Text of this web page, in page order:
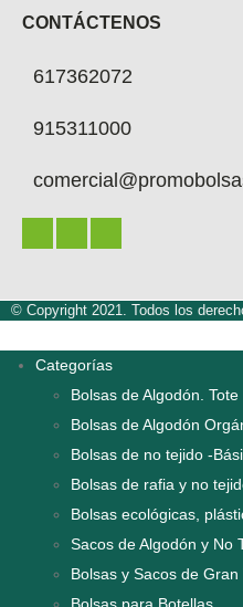
CONTÁCTENOS
617362072
915311000
© Copyright 2021. Todos los
Categorías
Bolsas de Algodón. Tote
Bolsas de Algodón
Bolsas de no tejido -
Bolsas de rafia y no
Bolsas ecológicas,
Sacos de Algodón y No
Bolsas y Sacos de Gran